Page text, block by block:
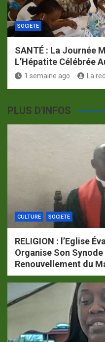
SOCIETE
SANTÉ : La Journée
L’Hépatite Célébrée
1 semaine ago La
PLUS D'INFOS
CULTURE SOCIETE
RELIGION : l’Eglise
Organise Son Synode
Renouvellement du